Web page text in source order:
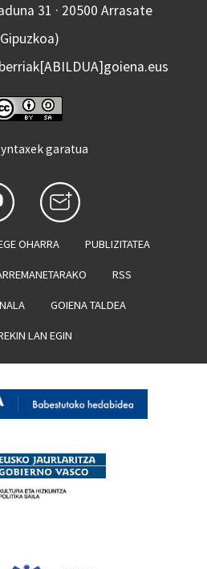
31 · 20500 Arrasate
garatua
OHARRA PUBLIZITATEA
RSS
GOIENA TALDEA
LAN EGIN